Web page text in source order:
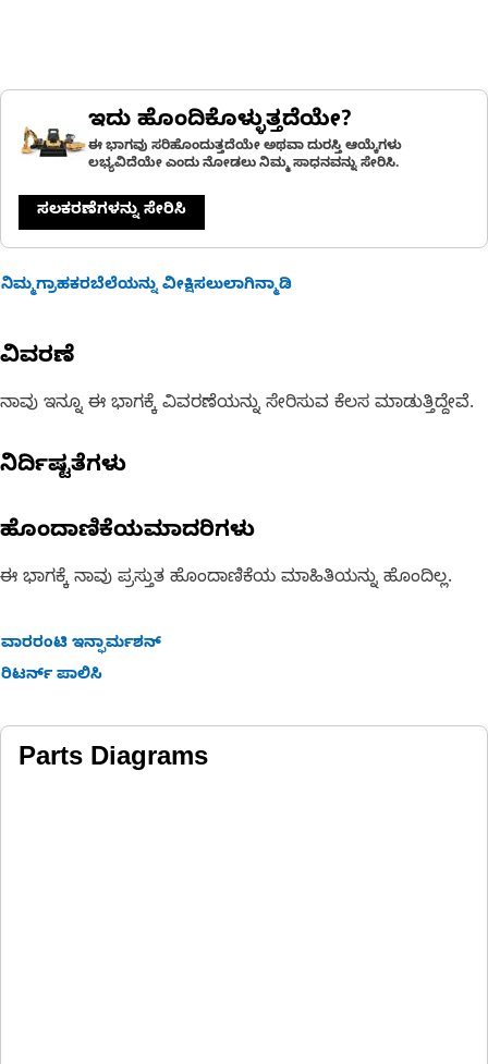
ಇದು ಹೊಂದಿಕೊಳ್ಳುತ್ತದೆಯೇ?
ಈ ಭಾಗವು ಸರಿಹೊಂದುತ್ತದೆಯೇ ಅಥವಾ ದುರಸ್ತಿ ಆಯ್ಕೆಗಳು
ಲಭ್ಯವಿದೆಯೇ ಎಂದು ನೋಡಲು ನಿಮ್ಮ ಸಾಧನವನ್ನು ಸೇರಿಸಿ.
ಸಲಕರಣೆಗಳನ್ನು ಸೇರಿಸಿ
ನಿಮ್ಮಗ್ರಾಹಕರಬೆಲೆಯನ್ನು ವೀಕ್ಷಿಸಲುಲಾಗಿನ್ಮಾಡಿ
ವಿವರಣೆ
ನಾವು ಇನ್ನೂ ಈ ಭಾಗಕ್ಕೆ ವಿವರಣೆಯನ್ನು ಸೇರಿಸುವ ಕೆಲಸ ಮಾಡುತ್ತಿದ್ದೇವೆ.
ನಿರ್ದಿಷ್ಟತೆಗಳು
ಹೊಂದಾಣಿಕೆಯಮಾದರಿಗಳು
ಈ ಭಾಗಕ್ಕೆ ನಾವು ಪ್ರಸ್ತುತ ಹೊಂದಾಣಿಕೆಯ ಮಾಹಿತಿಯನ್ನು ಹೊಂದಿಲ್ಲ.
ವಾರರಂಟಿ ಇನ್ಫಾರ್ಮಶನ್
ರಿಟರ್ನ್ ಪಾಲಿಸಿ
Parts Diagrams